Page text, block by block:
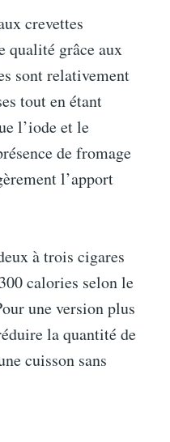
crevettes
qualité grâce aux
sont relativement
tout en étant
l’iode et le
de fromage
l’apport
à trois cigares
calories selon le
une version plus
la quantité de
cuisson sans